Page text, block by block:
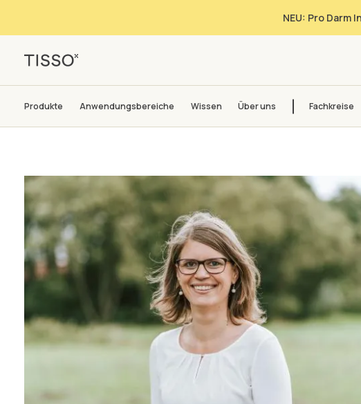
NEU: Pro
Produkte Anwendungsbereiche Wissen Über uns Fachkreise